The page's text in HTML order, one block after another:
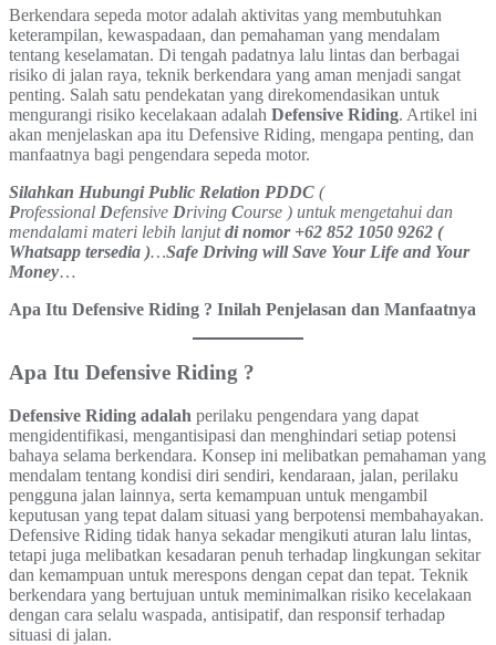
Berkendara sepeda motor adalah aktivitas yang membutuhkan
keterampilan, kewaspadaan, dan pemahaman yang mendalam
tentang keselamatan. Di tengah padatnya lalu lintas dan berbagai
risiko di jalan raya, teknik berkendara yang aman menjadi sangat
penting. Salah satu pendekatan yang direkomendasikan untuk
mengurangi risiko kecelakaan adalah Defensive Riding. Artikel ini
akan menjelaskan apa itu Defensive Riding, mengapa penting, dan
manfaatnya bagi pengendara sepeda motor.
Silahkan Hubungi Public Relation PDDC (
Professional Defensive Driving Course ) untuk mengetahui dan
mendalami materi lebih lanjutdi nomor +62 852 1050 9262 (
Whatsapp tersedia )…Safe Driving will Save Your Life and Your
Money…
Apa Itu Defensive Riding ? Inilah Penjelasan dan Manfaatnya
Apa Itu Defensive Riding ?
Defensive Riding adalah perilaku pengendara yang dapat
mengidentifikasi, mengantisipasi dan menghindari setiap potensi
bahaya selama berkendara. Konsep ini melibatkan pemahaman yang
mendalam tentang kondisi diri sendiri, kendaraan, jalan, perilaku
pengguna jalan lainnya, serta kemampuan untuk mengambil
keputusan yang tepat dalam situasi yang berpotensi membahayakan.
Defensive Riding tidak hanya sekadar mengikuti aturan lalu lintas,
tetapi juga melibatkan kesadaran penuh terhadap lingkungan sekitar
dan kemampuan untuk merespons dengan cepat dan tepat. Teknik
berkendara yang bertujuan untuk meminimalkan risiko kecelakaan
dengan cara selalu waspada, antisipatif, dan responsif terhadap
situasi di jalan.